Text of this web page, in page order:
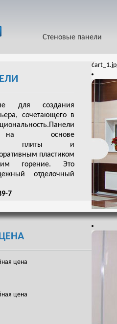
Стеновые панели
для создания
сочетающего в
на основе
плиты и
пластиком
горение. Это
отделочный
7
цена
цена